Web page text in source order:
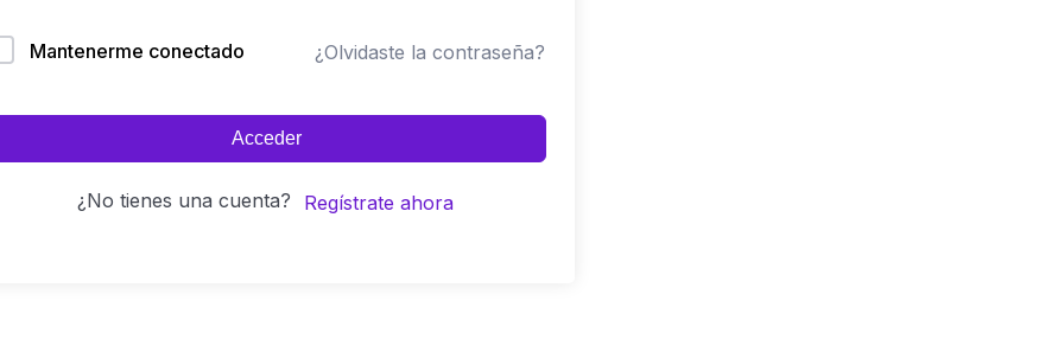
Mantenerme conectado ¿Olvidaste la contraseña?
Acceder
¿No tienes una cuenta? Regístrate ahora